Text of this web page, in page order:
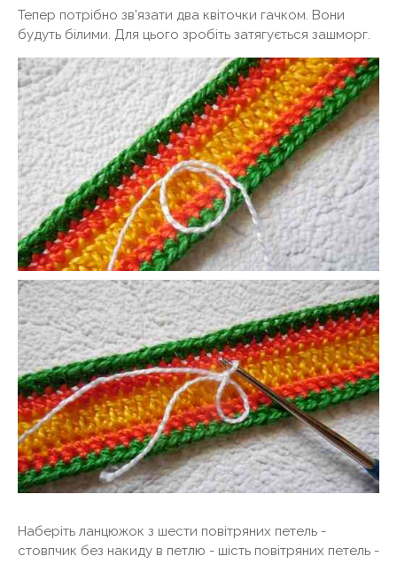
Тепер потрібно зв'язати два квіточки гачком. Вони
будуть білими. Для цього зробіть затягується зашморг.
Наберіть ланцюжок з шести повітряних петель -
стовпчик без накиду в петлю - шість повітряних петель -